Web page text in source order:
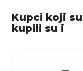
uklapa s njim.
a fokus ostaje
moderne
Kupci koji
kupili su i